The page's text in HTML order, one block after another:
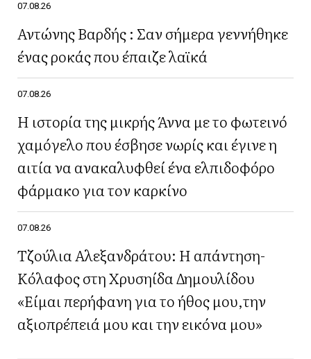
07.08.26
Αντώνης Βαρδής : Σαν σήμερα γεννήθηκε
ένας ροκάς που έπαιζε λαϊκά
07.08.26
Η ιστορία της μικρής Άννα με το φωτεινό
χαμόγελο που έσβησε νωρίς και έγινε η
αιτία να ανακαλυφθεί ένα ελπιδοφόρο
φάρμακο για τον καρκίνο
07.08.26
Τζούλια Αλεξανδράτου: Η απάντηση-
Κόλαφος στη Χρυσηίδα Δημουλίδου
«Είμαι περήφανη για το ήθος μου,την
αξιοπρέπειά μου και την εικόνα μου»